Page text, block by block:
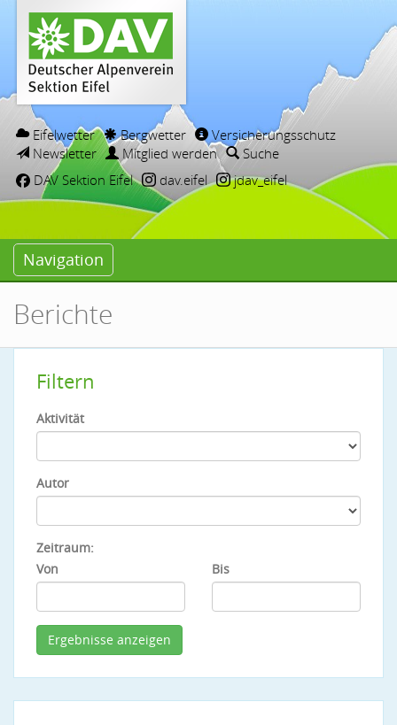
Eifelwetter Bergwetter
Versicherungsschutz
Newsletter
Mitglied werden
Suche
DAV Sektion Eifel
dav.eifel jdav_eifel
Navigation
Berichte
Filtern
Aktivität
Autor
Zeitraum:
Von
Bis